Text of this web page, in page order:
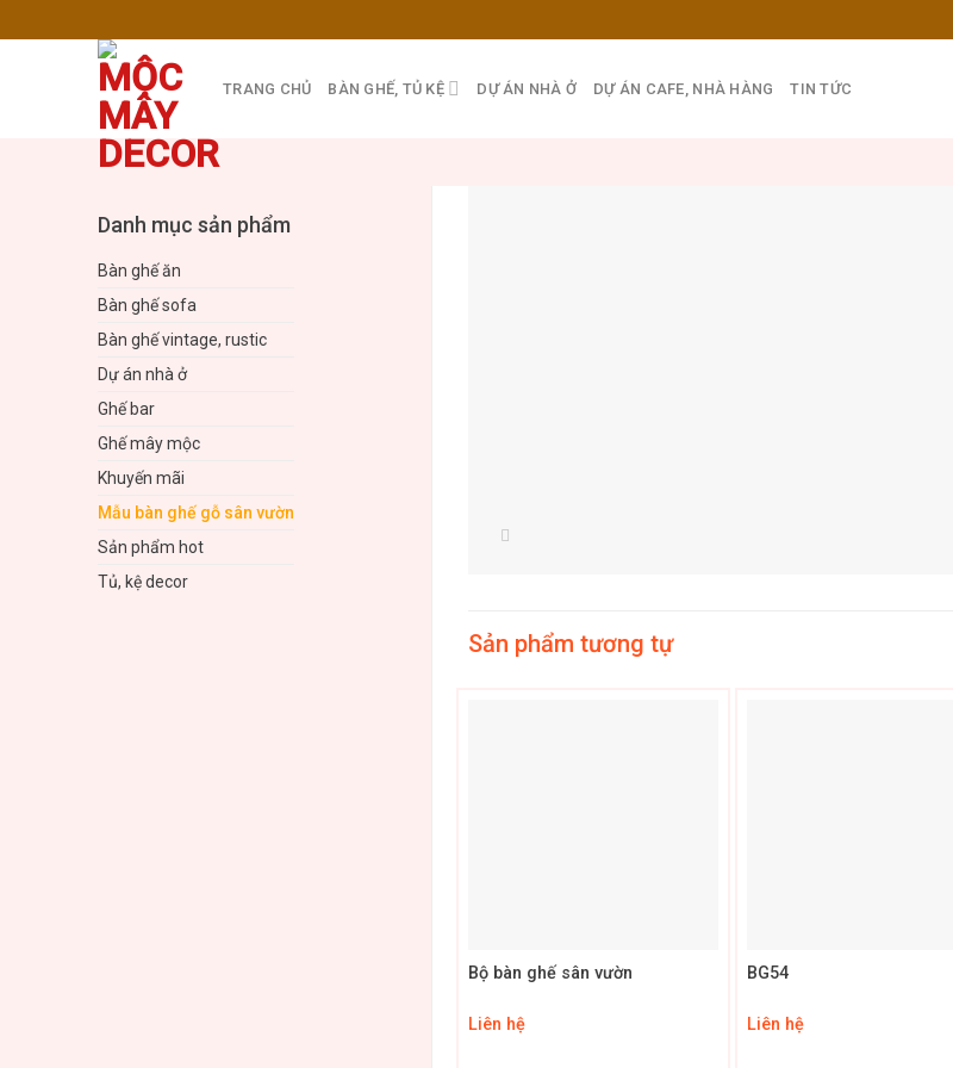
to
TRANG CHỦ BÀN GHẾ, TỦ KỆ DỰ ÁN NHÀ Ở DỰ ÁN CAFE, NHÀ HÀNG TIN TỨC
Danh mục sản phẩm
Bàn ghế ăn
Bàn ghế sofa
Bàn ghế vintage, rustic
Dự án nhà ở
Ghế bar
Ghế mây mộc
Khuyến mãi
Mẫu bàn ghế gỗ sân vườn
Sản phẩm hot
Tủ, kệ decor
Sản phẩm tương tự
Bộ bàn ghế sân vườn
Liên hệ
BG54
Liên hệ